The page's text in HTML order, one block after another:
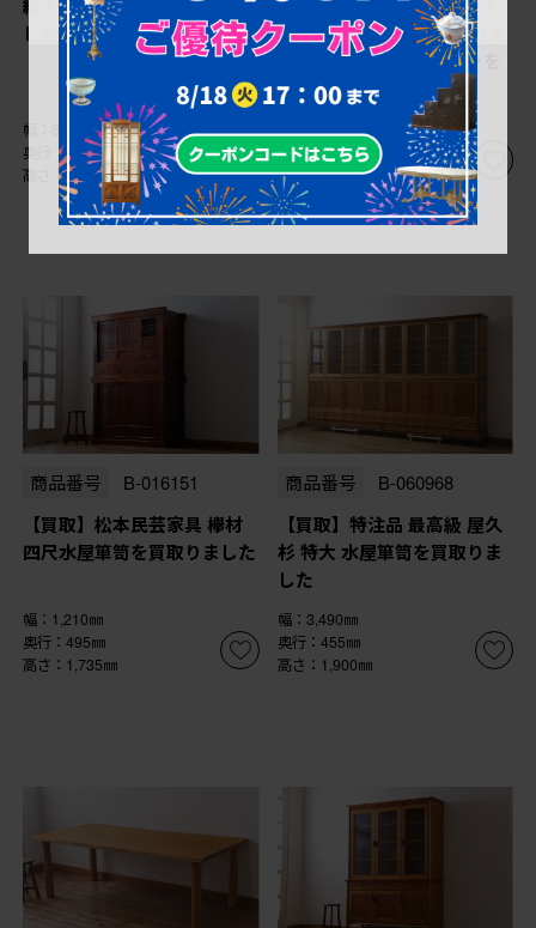
絵・螺鈿 飾り棚を買取りま
した
幅：820㎜
奥行：370㎜
高さ：785㎜
Norman Foster(ノーマン・
フォスター) FOSTER 500 本
革(レザー) 1人掛けソファを
買取りました
幅：800㎜
奥行：810㎜
高さ：760㎜
商品番号 B-016151
【買取】松本民芸家具 欅材
四尺水屋箪笥を買取りました
幅：1,210㎜
奥行：495㎜
高さ：1,735㎜
商品番号 B-060968
【買取】特注品 最高級 屋久
杉 特大 水屋箪笥を買取りま
した
幅：3,490㎜
奥行：455㎜
高さ：1,900㎜